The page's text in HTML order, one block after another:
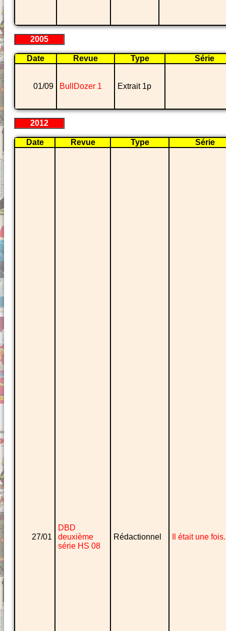
2005
Date Revue Type Série
01/09 BullDozer 1 Extrait 1p
2012
Date Revue Type Série
27/01
DBD
deuxième
série HS 08
Rédactionnel Il était une